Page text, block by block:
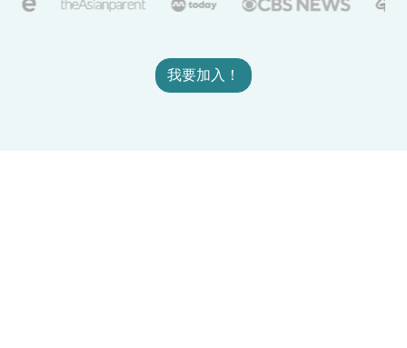
我要加入！